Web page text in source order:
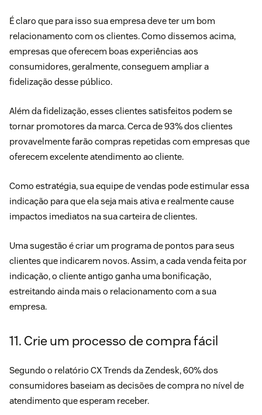
É claro que para isso sua empresa deve ter um bom
relacionamento com os clientes. Como dissemos acima,
empresas que oferecem boas experiências aos
consumidores, geralmente, conseguem ampliar a
fidelização desse público.
Além da fidelização, esses clientes satisfeitos podem se
tornar promotores da marca.Cerca de 93% dos clientes
provavelmente farão compras repetidas com empresas que
oferecem excelente atendimento ao cliente.
Como estratégia, sua equipe de vendas pode estimular essa
indicação para que ela seja mais ativa e realmente cause
impactos imediatos na sua carteira de clientes.
Uma sugestão é criar um programa de pontos para seus
clientes que indicarem novos. Assim, a cada venda feita por
indicação, o cliente antigo ganha uma bonificação,
estreitando ainda mais o relacionamento com a sua
empresa.
11. Crie um processo de compra fácil
Segundo o relatório CX Trends da Zendesk, 60% dos
consumidores baseiam as decisões de compra no nível de
atendimento que esperam receber.